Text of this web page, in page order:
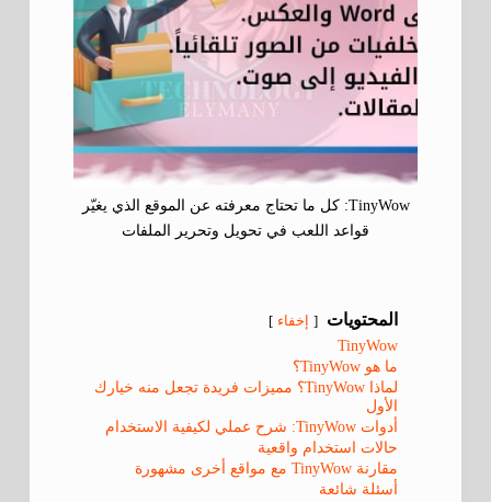
TinyWow: كل ما تحتاج معرفته عن الموقع الذي يغيّر
قواعد اللعب في تحويل وتحرير الملفات
المحتويات إخفاء
TinyWow
ما هو TinyWow؟
لماذا TinyWow؟ مميزات فريدة تجعل منه خيارك
الأول
أدوات TinyWow: شرح عملي لكيفية الاستخدام
حالات استخدام واقعية
مقارنة TinyWow مع مواقع أخرى مشهورة
أسئلة شائعة